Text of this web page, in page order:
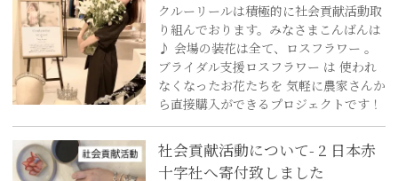
クルーリールは積極的に社会貢献活動取
り組んでおります。みなさまこんばんは
♪ 会場の装花は全て、ロスフラワー 。
ブライダル支援ロスフラワー は 使われ
なくなったお花たちを 気軽に農家さんか
ら直接購入ができるプロジェクトです！
社会貢献活動について- 2 日本赤
十字社へ寄付致しました